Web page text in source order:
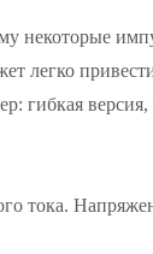
некоторые
легко
гибкая
тока.